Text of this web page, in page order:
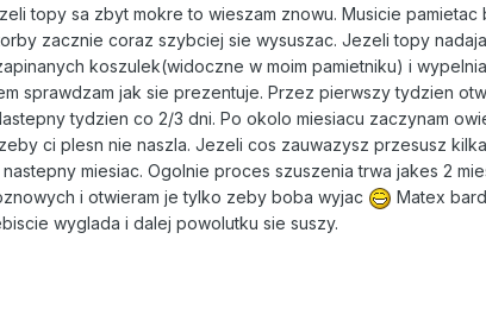
topy sa zbyt mokre to wieszam znowu. Musicie pamietac
zacznie coraz szybciej sie wysuszac. Jezeli topy
koszulek(widoczne w moim pamietniku) i
sprawdzam jak sie prezentuje. Przez pierwszy tydzien
tydzien co 2/3 dni. Po okolo miesiacu zaczynam
ci plesn nie naszla. Jezeli cos zauwazysz przesusz
miesiac. Ogolnie proces szuszenia trwa jakes 2
i otwieram je tylko zeby boba wyjac
Matex
wyglada i dalej powolutku sie suszy.